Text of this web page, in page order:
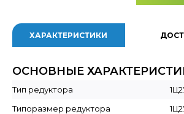
ХАРАКТЕРИСТИКИ
ОСНОВНЫЕ
Тип редуктора
Типоразмер редуктора